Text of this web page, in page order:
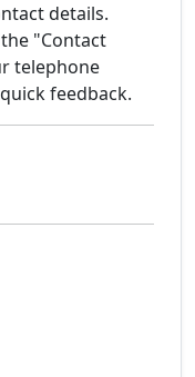
details.
"Contact
telephone
feedback.